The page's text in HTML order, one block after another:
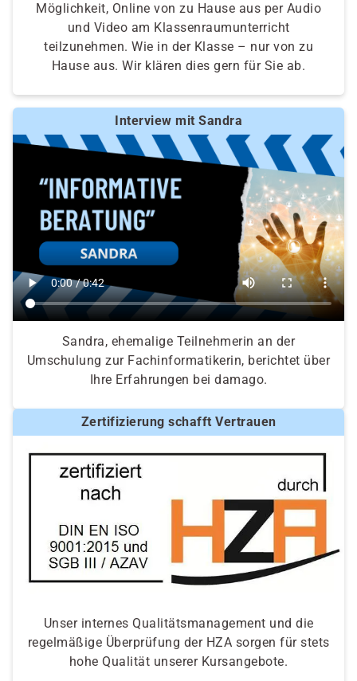
Möglichkeit, Online von zu Hause aus per Audio
und Video am Klassenraumunterricht
teilzunehmen. Wie in der Klasse – nur von zu
Hause aus. Wir klären dies gern für Sie ab.
Interview mit Sandra
Sandra, ehemalige Teilnehmerin an der
Umschulung zur Fachinformatikerin, berichtet über
Ihre Erfahrungen bei damago.
Zertifizierung schafft Vertrauen
Unser internes Qualitätsmanagement und die
regelmäßige Überprüfung der HZA sorgen für stets
hohe Qualität unserer Kursangebote.